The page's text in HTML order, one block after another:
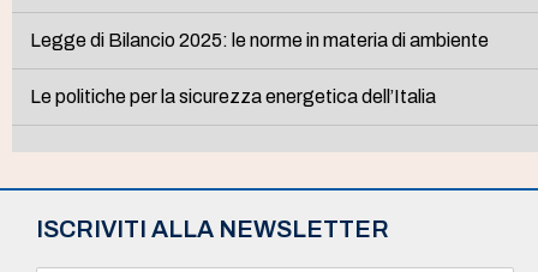
Legge di Bilancio 2025: le norme in materia di ambiente
Le politiche per la sicurezza energetica dell’Italia
ISCRIVITI ALLA NEWSLETTER